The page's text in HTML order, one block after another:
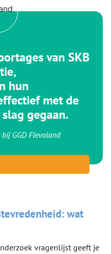
van SKB
hun
met de
gegaan.
GGD Flevoland
wat
vragenlijst geeft je